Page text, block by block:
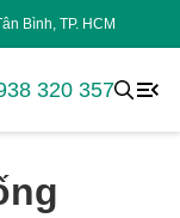
Bình, TP. HCM
320 357